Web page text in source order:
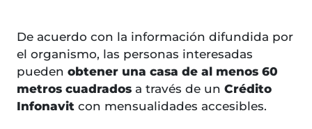
De acuerdo con la información difundida por
el organismo, las personas interesadas
pueden obtener una casa de al menos 60
metros cuadrados a través de un Crédito
Infonavit con mensualidades accesibles.